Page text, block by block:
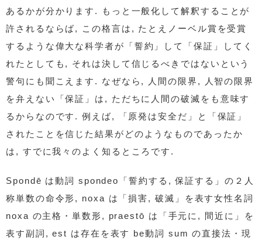
あるかが分かります. もっと一般化して解釈することが
許されるならば, この格言は, たとえノーベル賞を受賞
するような偉大な科学者が「誓約」して「保証」してく
れたとしても, それは決して信じるべきではないという
警句にも聞こえます. なぜなら, 人間の限界, 人智の限界
を弁えない「保証」は, ただちに人間の破滅をも意味す
るからなのです. 例えば, 「原発は安全だ」と「保証」
されたことを信じた結果がどのようなものであったか
は, すでに我々のよく知るところです.
Spondē は動詞 spondeo「誓約する, 保証する」の２人
称単数の命令形, noxa は「損害, 破滅」を表す女性名詞
noxa の主格・単数形, praestō は「手元に, 間近に」を
表す副詞, est は存在を表す be動詞 sum の直接法・現